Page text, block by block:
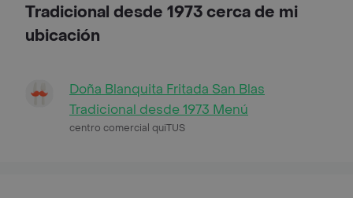
Tradicional desde 1973 cerca de mi
ubicación
Doña Blanquita Fritada San Blas
Tradicional desde 1973 Menú
centro comercial quiTUS